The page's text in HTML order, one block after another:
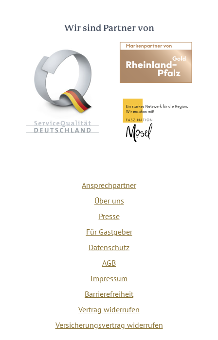
Wir sind Partner von
Ansprechpartner
Über uns
Presse
Für Gastgeber
Datenschutz
AGB
Impressum
Barrierefreiheit
Vertrag widerrufen
Versicherungsvertrag widerrufen